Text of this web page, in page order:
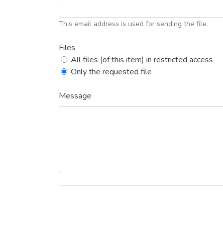
This email address is used for sending the file.
Files
All files (of this item) in restricted access
Only the requested file
Message